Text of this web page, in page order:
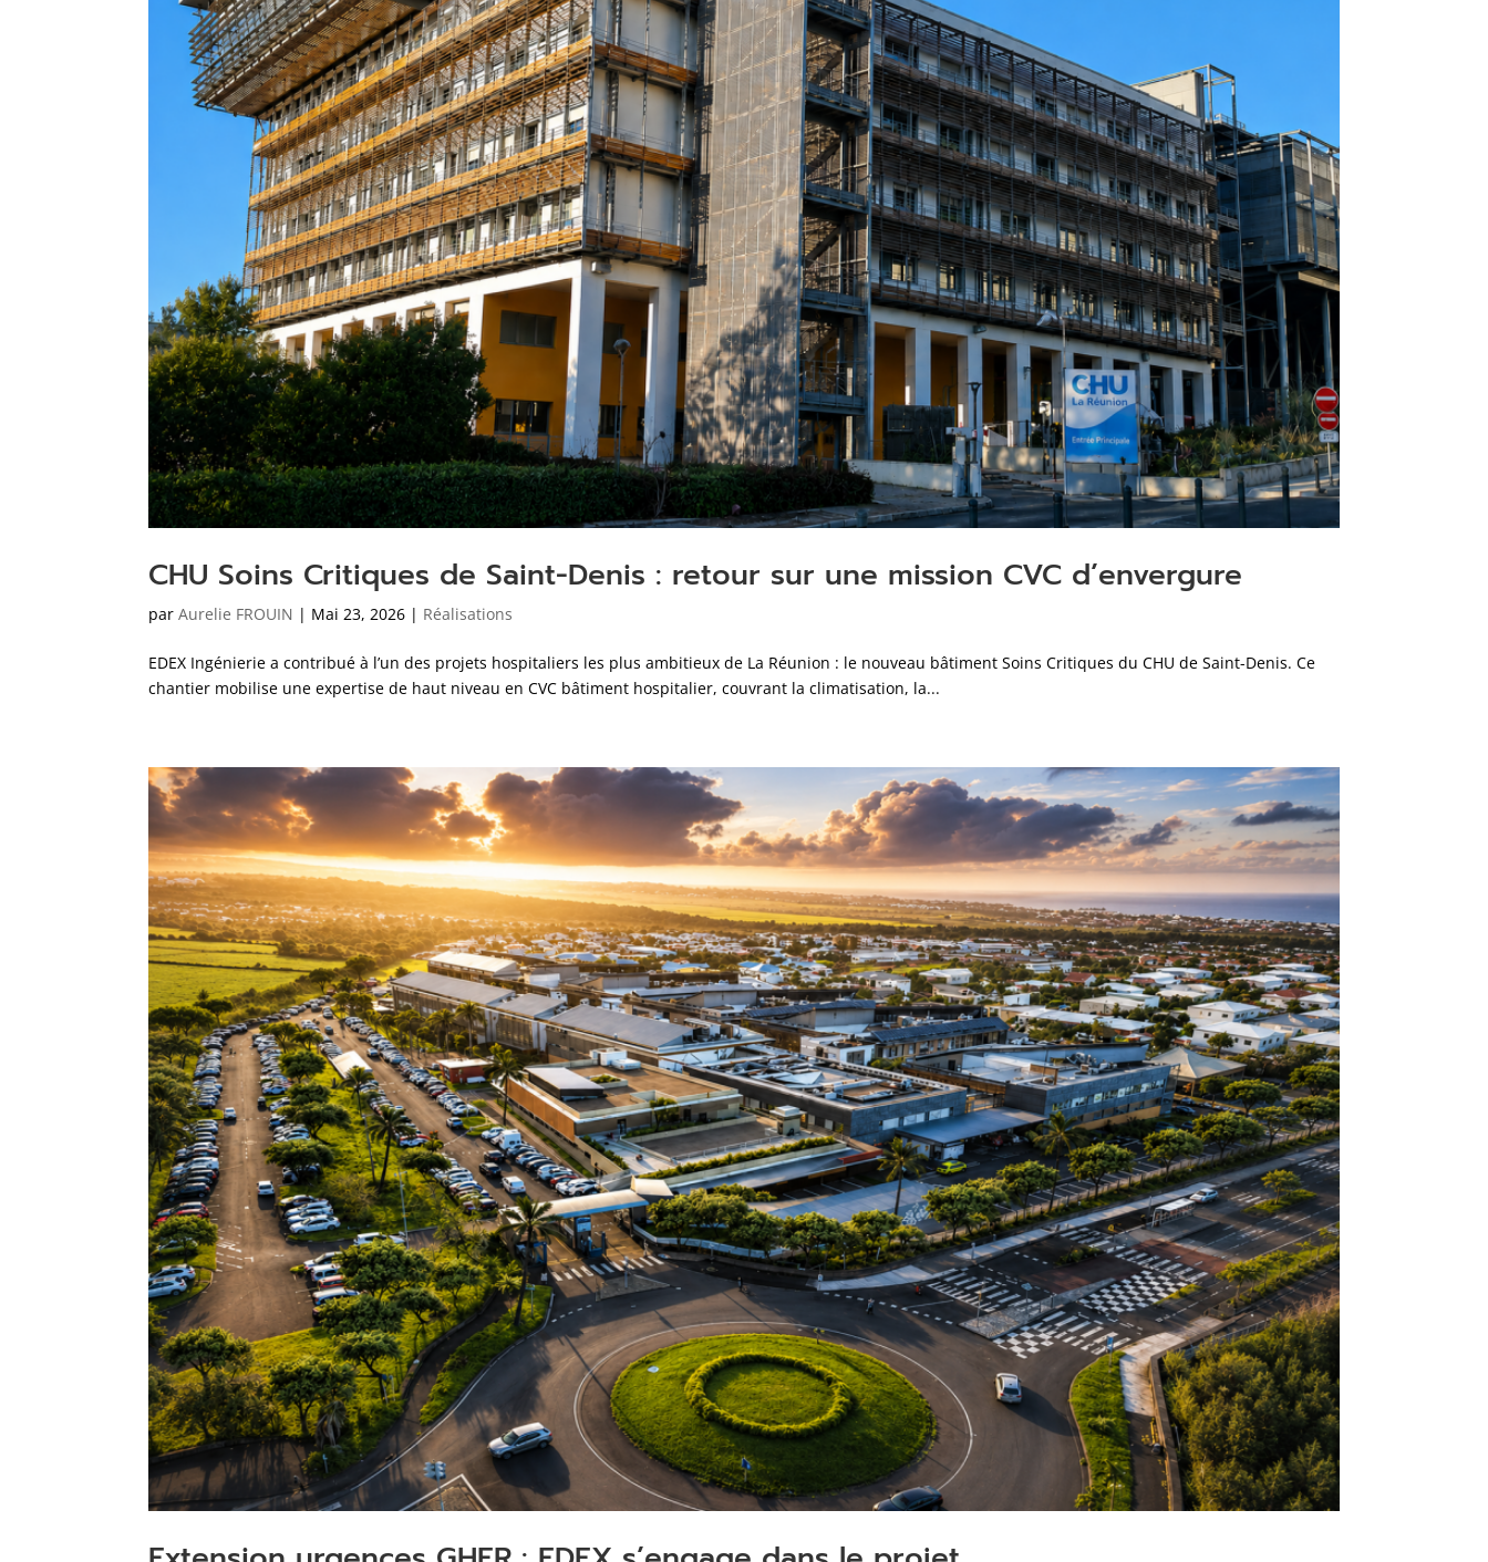
CHU Soins Critiques de Saint-Denis : retour sur une mission CVC d’envergure
parAurelie FROUIN | Mai 23, 2026 | Réalisations
EDEX Ingénierie a contribué à l’un des projets hospitaliers les plus ambitieux de La Réunion : le nouveau bâtiment Soins Critiques du CHU de Saint-Denis. Ce
chantier mobilise une expertise de haut niveau en CVC bâtiment hospitalier, couvrant la climatisation, la...